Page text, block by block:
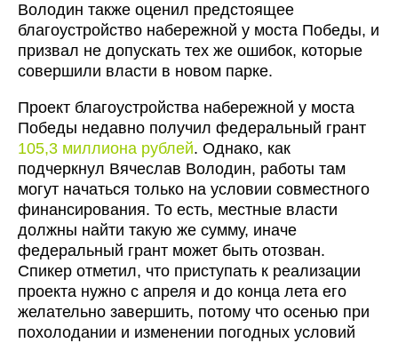
Володин также оценил предстоящее
благоустройство набережной у моста Победы, и
призвал не допускать тех же ошибок, которые
совершили власти в новом парке.
Проект благоустройства набережной у моста
Победы недавно получил федеральный грант
105,3 миллиона рублей. Однако, как
подчеркнул Вячеслав Володин, работы там
могут начаться только на условии совместного
финансирования. То есть, местные власти
должны найти такую же сумму, иначе
федеральный грант может быть отозван.
Спикер отметил, что приступать к реализации
проекта нужно с апреля и до конца лета его
желательно завершить, потому что осенью при
похолодании и изменении погодных условий